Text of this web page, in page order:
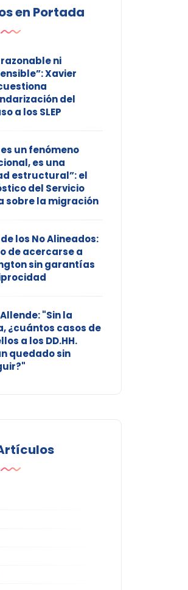
en Portada
razonable ni
Xavier
del
a los SLEP
es un fenómeno
es una
estructural”: el
del Servicio
sobre la migración
los No Alineados:
de acercarse a
sin garantías
"Sin la
¿cuántos casos de
a los DD.HH.
quedado sin